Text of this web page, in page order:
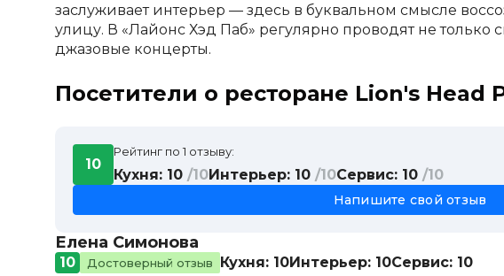
заслуживает интерьер — здесь в буквальном смысле
улицу. В «Лайонс Хэд Паб» регулярно проводят не только
джазовые концерты.
Посетители о ресторане Lion's Head
10
Рейтинг по 1 отзыву:
Кухня: 10 /10Интерьер: 10 /10Сервис: 10 /10
Напишите свой отзыв
Елена Симонова
10 Достоверный отзыв Кухня: 10Интерьер: 10Сервис: 10